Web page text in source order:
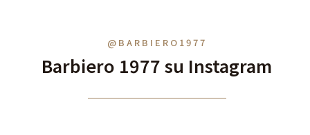
@BARBIERO1977
Barbiero 1977 su Instagram